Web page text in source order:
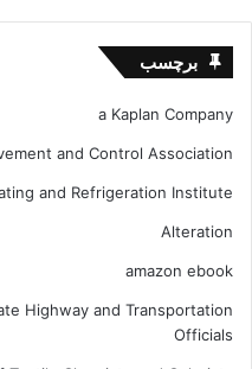
برچسب
a Kaplan Company
and Control Association
and Refrigeration Institute
Alteration
amazon ebook
Highway and Transportation
Officials